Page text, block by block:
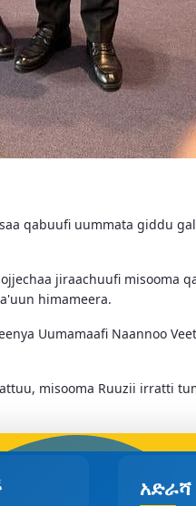
qabuufi uummata giddu
jiraachuufi misooma
himameera.
Uumamaafi Naannoo
misooma Ruuzii irratti
አድራሻ